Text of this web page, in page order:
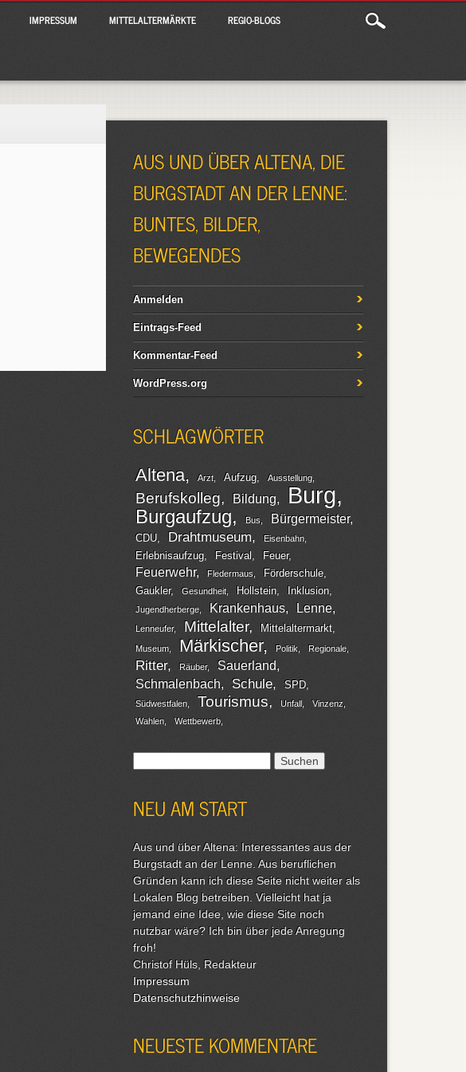
IMPRESSUM MITTELALTERMÄRKTE REGIO-BLOGS
AUS UND ÜBER ALTENA, DIE
BURGSTADT AN DER LENNE:
BUNTES, BILDER,
BEWEGENDES
Anmelden
Eintrags-Feed
Kommentar-Feed
WordPress.org
SCHLAGWÖRTER
Altena Arzt Aufzug Ausstellung
Berufskolleg Bildung Burg
Burgaufzug Bus Bürgermeister
CDU Drahtmuseum Eisenbahn
Erlebnisaufzug Festival Feuer
Feuerwehr Fledermaus
Förderschule
Gaukler
Gesundheit Hollstein Inklusion
Jugendherberge Krankenhaus Lenne
Lenneufer Mittelalter Mittelaltermarkt
Museum Märkischer Politik Regionale
Ritter Räuber
Sauerland
Schmalenbach
Schule SPD
Südwestfalen Tourismus Unfall
Vinzenz
Wahlen
Wettbewerb
NEU AM START
Aus und über Altena: Interessantes aus der
Burgstadt an der Lenne. Aus beruflichen
Gründen kann ich diese Seite nicht weiter als
Lokalen Blog betreiben. Vielleicht hat ja
jemand eine Idee, wie diese Site noch
nutzbar wäre? Ich bin über jede Anregung
froh!
Christof Hüls, Redakteur
Impressum
Datenschutzhinweise
NEUESTE KOMMENTARE